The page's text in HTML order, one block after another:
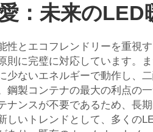
：未来のLED
性とエコフレンドリーを重視
則に完璧に対応しています。
少ないエネルギーで動作し、
鋼製コンテナの最大の利点の
ナンスが不要であるため、長
しいトレンドとして、多くの